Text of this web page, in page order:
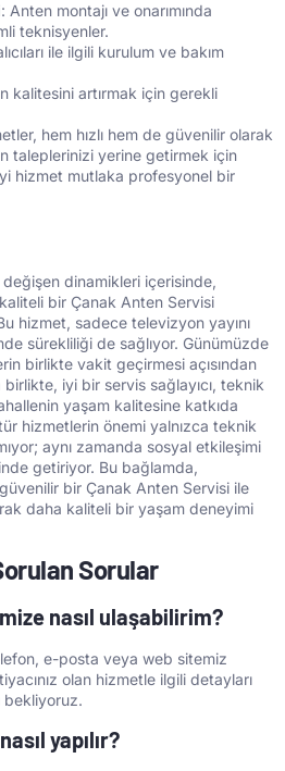
: Anten montajı ve onarımında
teknisyenler.
ile ilgili kurulum ve bakım
kalitesini artırmak için gerekli
hem hızlı hem de güvenilir olarak
taleplerinizi yerine getirmek için
hizmet mutlaka profesyonel bir
değişen dinamikleri içerisinde,
bir Çanak Anten Servisi
hizmet, sadece televizyon yayını
sürekliliği de sağlıyor. Günümüzde
birlikte vakit geçirmesi açısından
iyi bir servis sağlayıcı, teknik
yaşam kalitesine katkıda
hizmetlerin önemi yalnızca teknik
aynı zamanda sosyal etkileşimi
getiriyor. Bu bağlamda,
bir Çanak Anten Servisi ile
daha kaliteli bir yaşam deneyimi
Sorular
nasıl ulaşabilirim?
e-posta veya web sitemiz
olan hizmetle ilgili detayları
bekliyoruz.
yapılır?